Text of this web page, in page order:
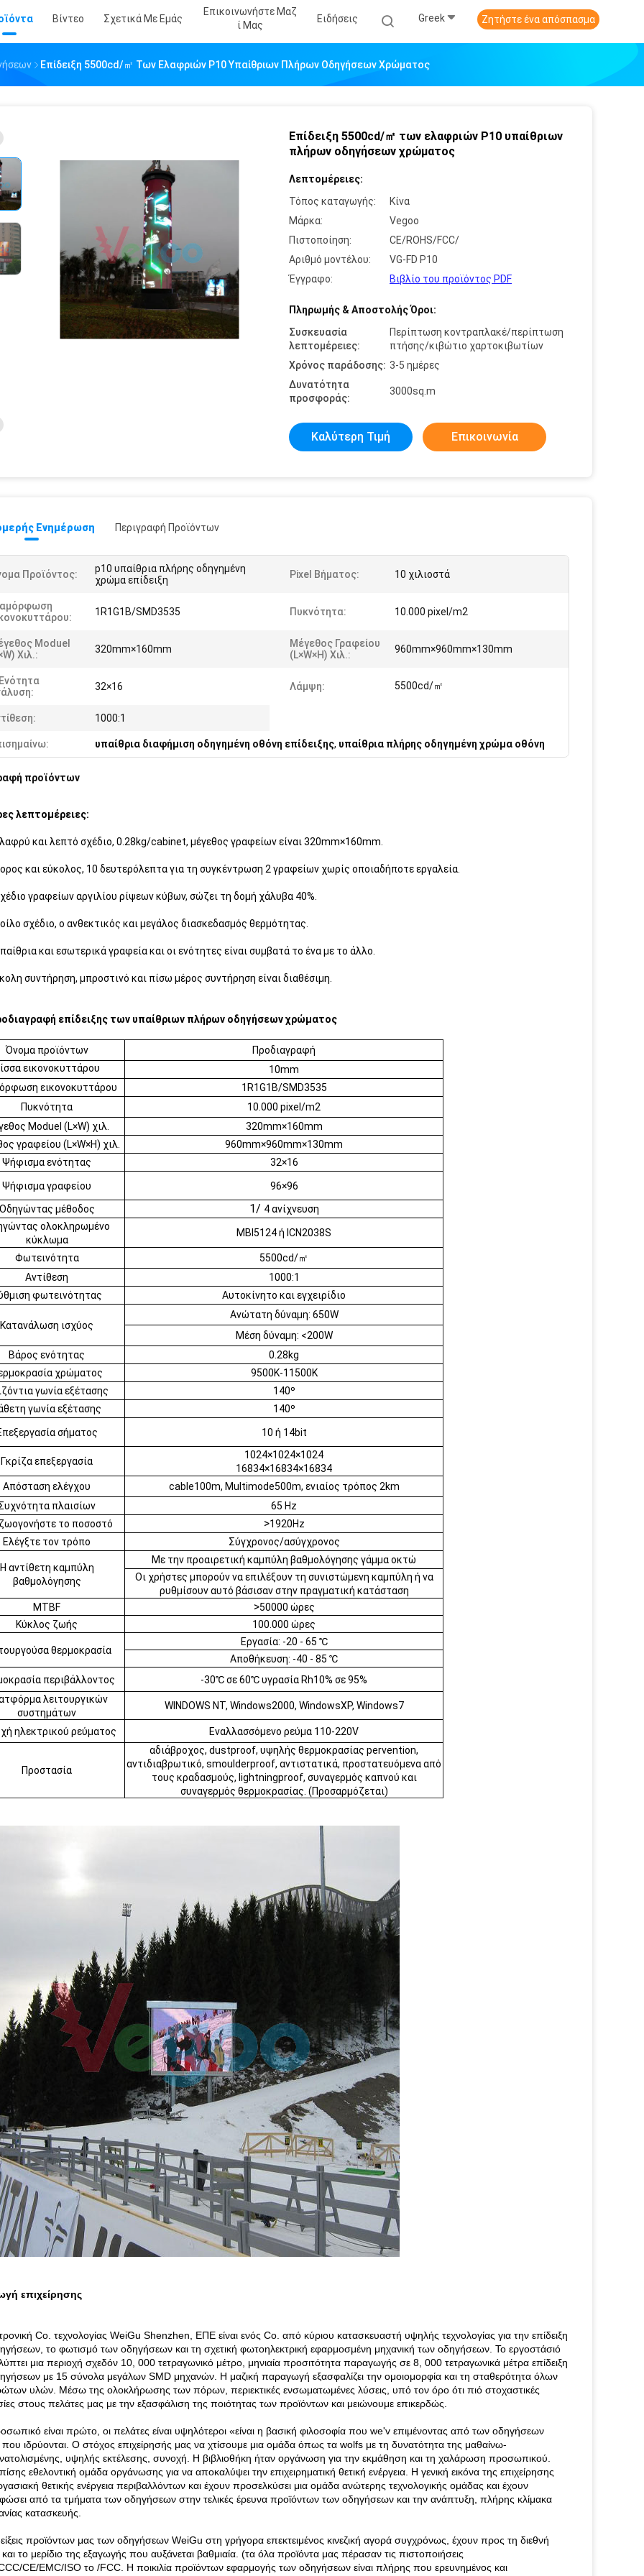
Βίντεο Σχετικά Με Εμάς
Επικοινωνήστε Μαζ
Ί Μας
Ειδήσεις Greek Ζητήστε ένα απόσπασμα
Επίδειξη 5500cd/㎡ Των Ελαφριών P10 Υπαίθριων Πλήρων Οδηγήσεων Χρώματος
Επίδειξη 5500cd/㎡ των ελαφριών P10 υπαίθριων
πλήρων οδηγήσεων χρώματος
Λεπτομέρειες:
Τόπος καταγωγής:
Κίνα
Μάρκα:
Vegoo
Πιστοποίηση:
CE/ROHS/FCC/
Αριθμό μοντέλου:
VG-FD P10
Έγγραφο:
Βιβλίο του προϊόντος PDF
Πληρωμής & Αποστολής Όροι:
Συσκευασία
λεπτομέρειες:
Περίπτωση κοντραπλακέ/περίπτωση
πτήσης/κιβώτιο χαρτοκιβωτίων
Χρόνος παράδοσης: 3-5 ημέρες
Δυνατότητα
προσφοράς:
3000sq.m
Καλύτερη Τιμή Επικοινωνία
Ενημέρωση Περιγραφή Προϊόντων
Προϊόντος:
p10 υπαίθρια πλήρης οδηγημένη
χρώμα επίδειξη
Pixel Βήματος: 10 χιλιοστά
1R1G1B/SMD3535 Πυκνότητα: 10.000 pixel/m2
Moduel
Χιλ.:
320mm×160mm
Μέγεθος Γραφείου
(L×W×H) Χιλ.:
960mm×960mm×130mm
32×16 Λάμψη: 5500cd/㎡
1000:1
υπαίθρια διαφήμιση οδηγημένη οθόνη επίδειξης, υπαίθρια πλήρης οδηγημένη χρώμα οθόνη
προϊόντων
λεπτομέρειες:
και λεπτό σχέδιο, 0.28kg/cabinet, μέγεθος γραφείων είναι 320mm×160mm.
και εύκολος, 10 δευτερόλεπτα για τη συγκέντρωση 2 γραφείων χωρίς οποιαδήποτε εργαλεία.
γραφείων αργιλίου ρίψεων κύβων, σώζει τη δομή χάλυβα 40%.
σχέδιο, ο ανθεκτικός και μεγάλος διασκεδασμός θερμότητας.
και εσωτερικά γραφεία και οι ενότητες είναι συμβατά το ένα με το άλλο.
συντήρηση, μπροστινό και πίσω μέρος συντήρηση είναι διαθέσιμη.
επίδειξης των υπαίθριων πλήρων οδηγήσεων χρώματος
Όνομα προϊόντων
Προδιαγραφή
εικονοκυττάρου
10mm
εικονοκυττάρου
1R1G1B/SMD3535
Πυκνότητα
10.000 pixel/m2
Moduel (L×W) χιλ.
320mm×160mm
γραφείου (L×W×H) χιλ.
960mm×960mm×130mm
Ψήφισμα ενότητας
32×16
Ψήφισμα γραφείου
96×96
Οδηγώντας μέθοδος
1/ 4 ανίχνευση
ολοκληρωμένο
κύκλωμα
MBI5124 ή ICN2038S
Φωτεινότητα
5500cd/㎡
Αντίθεση
1000:1
φωτεινότητας
Αυτοκίνητο και εγχειρίδιο
Κατανάλωση ισχύος
Ανώτατη δύναμη: 650W
Μέση δύναμη: <200W
Βάρος ενότητας
0.28kg
χρώματος
9500K-11500K
γωνία εξέτασης
140º
γωνία εξέτασης
140º
σήματος 10 ή 14bit
Γκρίζα επεξεργασία
1024×1024×1024
16834×16834×16834
Απόσταση ελέγχου
cable100m, Multimode500m, ενιαίος τρόπος 2km
πλαισίων
65 Hz
το ποσοστό
>1920Hz
Ελέγξτε τον τρόπο
Σύγχρονος/ασύγχρονος
Η αντίθετη καμπύλη
βαθμολόγησης
Με την προαιρετική καμπύλη βαθμολόγησης γάμμα οκτώ
Οι χρήστες μπορούν να επιλέξουν τη συνιστώμενη καμπύλη ή να
ρυθμίσουν αυτό βάσισαν στην πραγματική κατάσταση
MTBF
>50000 ώρες
Κύκλος ζωής
100.000 ώρες
θερμοκρασία
Εργασία: -20 - 65 ℃
Αποθήκευση: -40 - 85 ℃
περιβάλλοντος
-30℃ σε 60℃ υγρασία Rh10% σε 95%
λειτουργικών
συστημάτων
WINDOWS NT, Windows2000, WindowsXP, Windows7
ηλεκτρικού ρεύματος Εναλλασσόμενο ρεύμα 110-220V
Προστασία
αδιάβροχος, dustproof, υψηλής θερμοκρασίας pervention,
αντιδιαβρωτικό, smoulderproof, αντιστατικά, προστατευόμενα από
τους κραδασμούς, lightningproof, συναγερμός καπνού και
συναγερμός θερμοκρασίας. (Προσαρμόζεται)
επιχείρησης
Co. τεχνολογίας WeiGu Shenzhen, ΕΠΕ είναι ενός Co. από κύριου κατασκευαστή υψηλής τεχνολογίας για την επίδειξη
το φωτισμό των οδηγήσεων και τη σχετική φωτοηλεκτρική εφαρμοσμένη μηχανική των οδηγήσεων. Το εργοστάσιό
μια περιοχή σχεδόν 10, 000 τετραγωνικό μέτρο, μηνιαία προσιτότητα παραγωγής σε 8, 000 τετραγωνικά μέτρα επίδειξη
με 15 σύνολα μεγάλων SMD μηχανών. Η μαζική παραγωγή εξασφαλίζει την ομοιομορφία και τη σταθερότητα όλων
υλών. Μέσω της ολοκλήρωσης των πόρων, περιεκτικές ενσωματωμένες λύσεις, υπό τον όρο ότι πιό στοχαστικές
στους πελάτες μας με την εξασφάλιση της ποιότητας των προϊόντων και μειώνουμε επικερδώς.
είναι πρώτο, οι πελάτες είναι υψηλότεροι «είναι η βασική φιλοσοφία που we'v επιμένοντας από των οδηγήσεων
ιδρύονται. Ο στόχος επιχείρησής μας να χτίσουμε μια ομάδα όπως τα wolfs με τη δυνατότητα της μαθαίνω-
υψηλής εκτέλεσης, συνοχή. Η βιβλιοθήκη ήταν οργάνωση για την εκμάθηση και τη χαλάρωση προσωπικού.
εθελοντική ομάδα οργάνωσης για να αποκαλύψει την επιχειρηματική θετική ενέργεια. Η γενική εικόνα της επιχείρησης
θετικής ενέργεια περιβαλλόντων και έχουν προσελκύσει μια ομάδα ανώτερης τεχνολογικής ομάδας και έχουν
από τα τμήματα των οδηγήσεων στην τελικές έρευνα προϊόντων των οδηγήσεων και την ανάπτυξη, πλήρης κλίμακα
κατασκευής.
προϊόντων μας των οδηγήσεων WeiGu στη γρήγορα επεκτειμένος κινεζική αγορά συγχρόνως, έχουν προς τη διεθνή
το μερίδιο της εξαγωγής που αυξάνεται βαθμιαία. (τα όλα προϊόντα μας πέρασαν τις πιστοποιήσεις
CE/EMC/ISO το /FCC. Η ποικιλία προϊόντων εφαρμογής των οδηγήσεων είναι πλήρης που ερευνημένος και